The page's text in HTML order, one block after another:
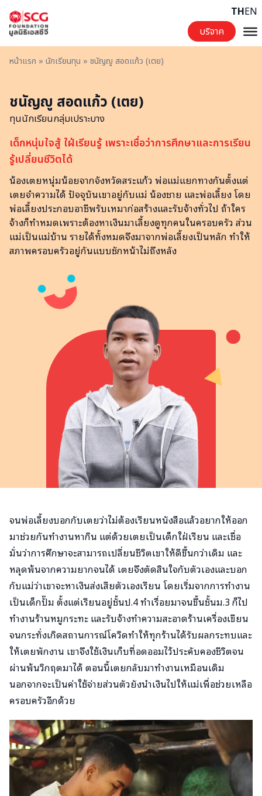
บริจาค
THEN
หน้าแรก » นักเรียนทุน » ชนัญญู สอดแก้ว (เตย)
ชนัญญู สอดแก้ว (เตย)
ทุนนักเรียนกลุ่มเปราะบาง
เด็กหนุ่มใจสู้ ใฝ่เรียนรู้ เพราะเชื่อว่าการศึกษาและการเรียน
รู้เปลี่ยนชีวิตได้
น้องเตยหนุ่มน้อยจากจังหวัดสระแก้ว พ่อแม่แยกทางกันตั้งแต่
เตยจำความได้ ปัจจุบันเขาอยู่กับแม่ น้องชาย และพ่อเลี้ยง โดย
พ่อเลี้ยงประกอบอาชีพรับเหมาก่อสร้างและรับจ้างทั่วไป ถ้าใคร
จ้างก็ทำหมดเพราะต้องหาเงินมาเลี้ยงดูทุกคนในครอบครัว ส่วน
แม่เป็นแม่บ้าน รายได้ทั้งหมดจึงมาจากพ่อเลี้ยงเป็นหลัก ทำให้
สภาพครอบครัวอยู่กันแบบชักหน้าไม่ถึงหลัง
จนพ่อเลี้ยงบอกกับเตยว่าไม่ต้องเรียนหนังสือแล้วอยากให้ออก
มาช่วยกันทำงานหากิน แต่ด้วยเตยเป็นเด็กใฝ่เรียน และเชื่อ
มั่นว่าการศึกษาจะสามารถเปลี่ยนชีวิตเขาให้ดีขึ้นกว่าเดิม และ
หลุดพ้นจากความยากจนได้ เตยจึงตัดสินใจกับตัวเองและบอก
กับแม่ว่าเขาจะหาเงินส่งเสียตัวเองเรียน โดยเริ่มจากการทำงาน
เป็นเด็กปั๊ม ตั้งแต่เรียนอยู่ชั้นป.4 ทำเรื่อยมาจนขึ้นชั้นม.3 ก็ไป
ทำงานร้านหมูกระทะ และรับจ้างทำความสะอาดร้านเครื่องเขียน
จนกระทั่งเกิดสถานการณ์โควิดทำให้ทุกร้านได้รับผลกระทบและ
ให้เตยพักงาน เขาจึงใช้เงินเก็บที่อดออมไว้ประคับคองชีวิตจน
ผ่านพ้นวิกฤตมาได้ ตอนนี้เตยกลับมาทำงานเหมือนเดิม
นอกจากจะเป็นค่าใช้จ่ายส่วนตัวยังนำเงินไปให้แม่เพื่อช่วยเหลือ
ครอบครัวอีกด้วย